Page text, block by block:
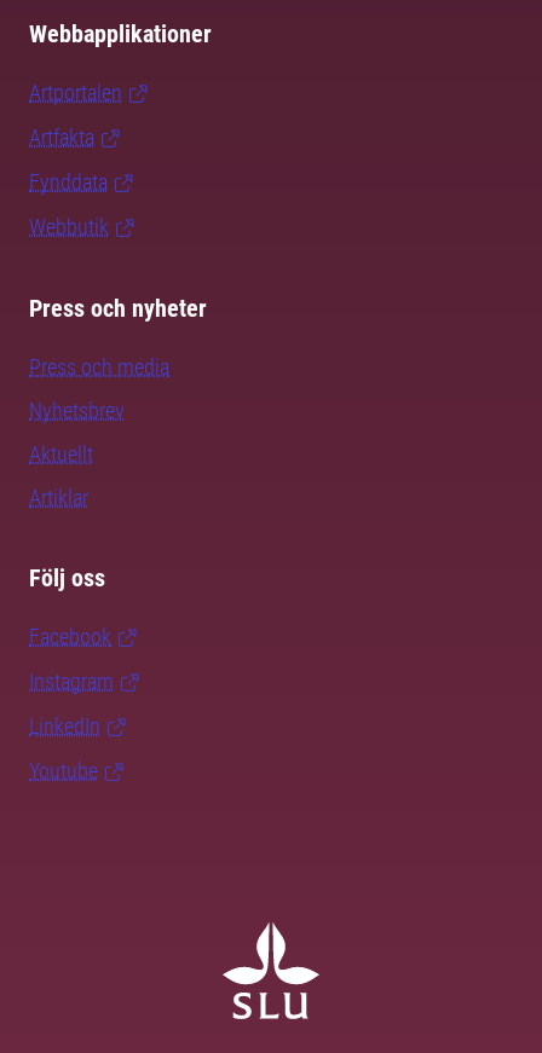
Webbapplikationer
Artportalen
Artfakta
Fynddata
Webbutik
Press och nyheter
Press och media
Nyhetsbrev
Aktuellt
Artiklar
Följ oss
Facebook
Instagram
LinkedIn
Youtube